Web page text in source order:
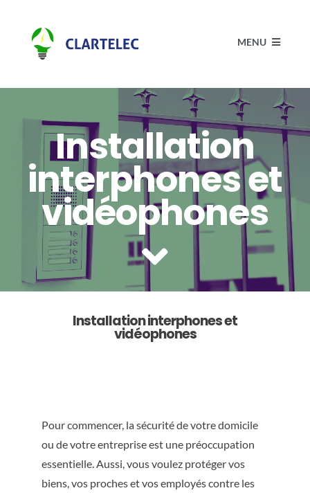
contenu
MENU
Accueil
Électricité
Actualités
Réalisations
Contact
Installation
interphones et
vidéophones
Installation interphones et
vidéophones
Pour commencer, la sécurité de votre domicile
ou de votre entreprise est une préoccupation
essentielle. Aussi, vous voulez protéger vos
biens, vos proches et vos employés contre les